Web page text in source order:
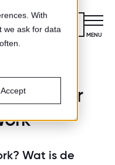
With
we ask for data
Accept
Kennismaken
MENU
CLOSE
over
Wat is de